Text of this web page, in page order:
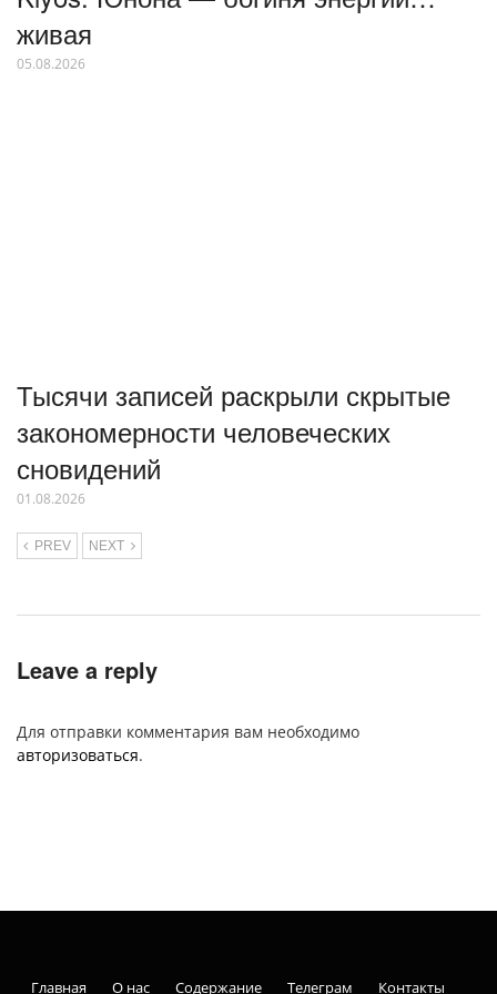
живая
05.08.2026
Тысячи записей раскрыли скрытые
закономерности человеческих
сновидений
01.08.2026
PREV NEXT
Leave a reply
Для отправки комментария вам необходимо
авторизоваться.
Главная О нас Содержание Телеграм Контакты